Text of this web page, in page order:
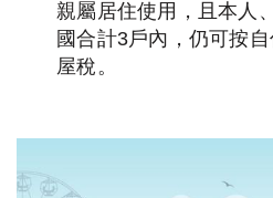
親屬居住使用，且本人
國合計3戶內，仍可按
屋稅。